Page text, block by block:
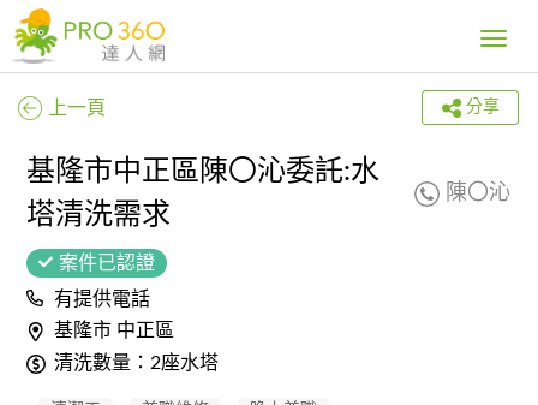
Toggle
上一頁 分享
基隆市中正區陳〇沁委託:水
塔清洗需求
陳〇沁
案件已認證
有提供電話
基隆市 中正區
清洗數量：2座水塔